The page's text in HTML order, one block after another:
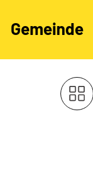
Gemeinde